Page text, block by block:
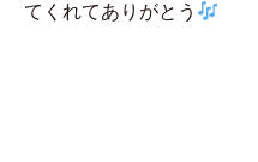
てくれてありがとう